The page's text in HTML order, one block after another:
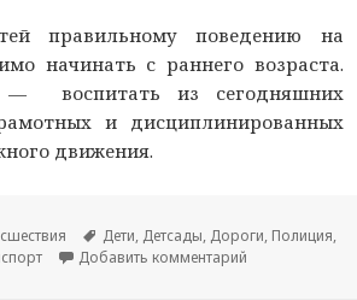
правильному поведению на
начинать с раннего возраста.
— воспитать из сегодняшних
и дисциплинированных
движения.
Метки
Дети, Детсады, Дороги, Полиция,
Добавить комментарий